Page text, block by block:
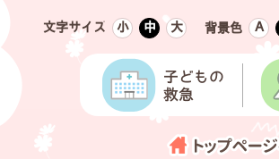
文字サイズ 小 中 大 背景色 Ａ